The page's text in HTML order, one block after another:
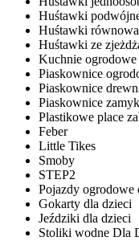
Huśtawki
Huśtawki
Huśtawki ze
Kuchnie ogrodowe
Piaskownice
Piaskownice
Piaskownice
Plastikowe place
Feber
Little Tikes
Smoby
STEP2
Pojazdy ogrodowe
Gokarty dla dzieci
Jeździki dla dzieci
Stoliki wodne Dla